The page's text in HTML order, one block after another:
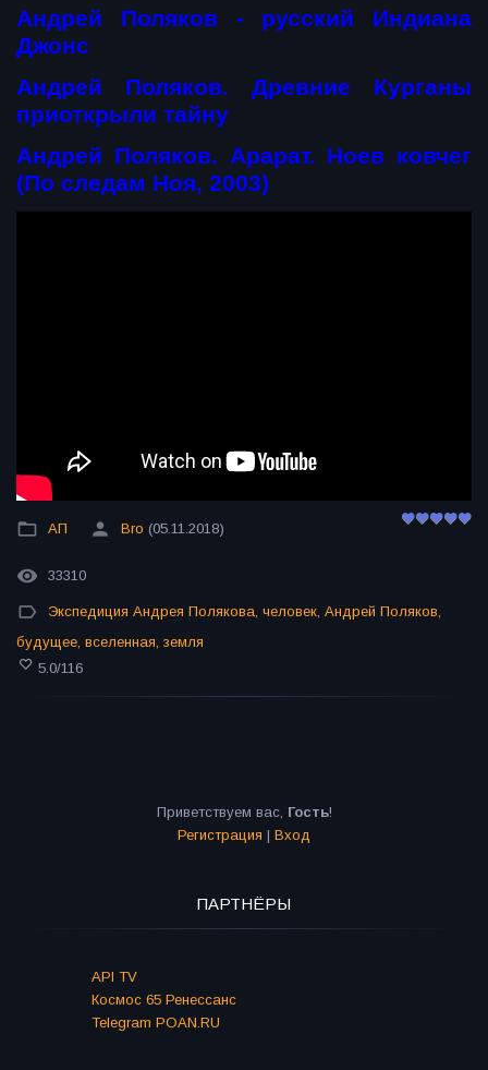
Андрей Поляков - русский Индиана
Джонс
Андрей Поляков. Древние Курганы
приоткрыли тайну
Андрей Поляков. Арарат. Ноев ковчег
(По следам Ноя, 2003)
АП Bro (05.11.2018)
33310
Экспедиция Андрея Полякова, человек, Андрей Поляков,
будущее, вселенная, земля
5.0/116
Приветствуем вас, Гость!
Регистрация | Вход
ПАРТНЁРЫ
API TV
Космос 65 Ренессанс
Telegram POAN.RU